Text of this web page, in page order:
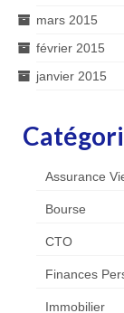
mars 2015
février 2015
janvier 2015
Assurance
Bourse
CTO
Finances
Immobilier